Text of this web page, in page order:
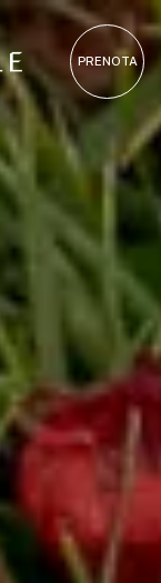
PRENOTA